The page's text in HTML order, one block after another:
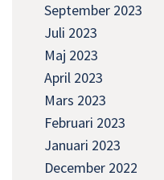
September 2023
Juli 2023
Maj 2023
April 2023
Mars 2023
Februari 2023
Januari 2023
December 2022